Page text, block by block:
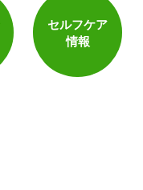
セルフケア
情報